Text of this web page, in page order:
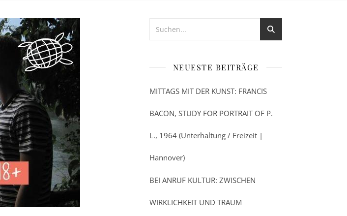
NEUESTE BEITRÄGE
MITTAGS MIT DER KUNST: FRANCIS
BACON, STUDY FOR PORTRAIT OF P.
L., 1964 (Unterhaltung / Freizeit |
Hannover)
BEI ANRUF KULTUR: ZWISCHEN
WIRKLICHKEIT UND TRAUM